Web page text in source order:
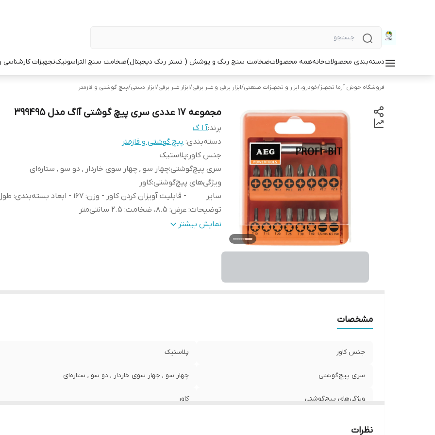
دسته‌بندی محصولاتخانههمه محصولاتضخامت سنج رنگ و پوشش ( تستر رنگ دیجیتال)ضخامت سنج التراسونیکتجهیزات
فروشگاه جوش آزما تجهیز/خودرو، ابزار و تجهیزات صنعتی/ابزار برقی و غیر برقی/ابزار غیر برقی/ابزار دستی/پیچ گوشتی و فازمتر
مجموعه 17 عددی سری پیچ گوشتی آاگ مدل 399495
برند:آ ا گ
دسته‌بندی: پیچ گوشتی و فازمتر
جنس کاور :پلاستیک
سری پیچ‌گوشتی:چهار سو , چهار سوی خاردار , دو سو , ستاره‌ای
ویژگی‌های پیچ‌گوشتی:کاور
سایر
توضیحات: عرض: 8.5، ضخامت: 2.5 سانتی‌متر
تعداد:
17
نمایش بیشتر
مشخصات
جنس کاور پلاستیک
سری پیچ‌گوشتی چهار سو , چهار سوی خاردار , دو سو , ستاره‌ای
ویژگی‌های پیچ‌گوشتی کاور
نظرات